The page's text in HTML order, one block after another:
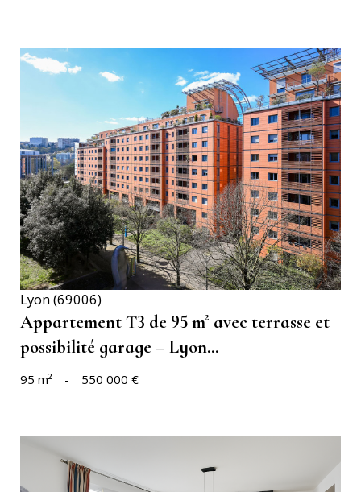
VOIR LE BIEN
Lyon (69006)
Appartement T3 de 95 m² avec terrasse et
possibilité garage – Lyon...
95 m² - 550 000 €